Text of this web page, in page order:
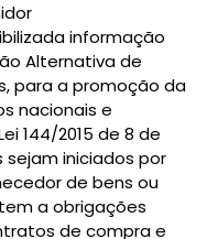
informação
Alternativa de
para a promoção da
nacionais e
144/2015 de 8 de
iniciados por
de bens ou
a obrigações
de compra e